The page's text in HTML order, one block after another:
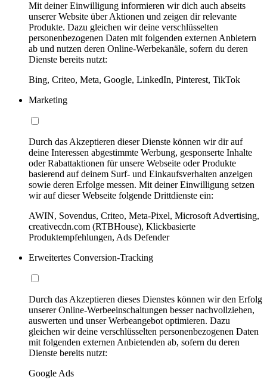
Mit deiner Einwilligung informieren wir dich auch abseits
unserer Website über Aktionen und zeigen dir relevante
Produkte. Dazu gleichen wir deine verschlüsselten
personenbezogenen Daten mit folgenden externen Anbietern
ab und nutzen deren Online-Werbekanäle, sofern du deren
Dienste bereits nutzt:
Bing, Criteo, Meta, Google, LinkedIn, Pinterest, TikTok
Marketing
Durch das Akzeptieren dieser Dienste können wir dir auf
deine Interessen abgestimmte Werbung, gesponserte Inhalte
oder Rabattaktionen für unsere Webseite oder Produkte
basierend auf deinem Surf- und Einkaufsverhalten anzeigen
sowie deren Erfolge messen. Mit deiner Einwilligung setzen
wir auf dieser Webseite folgende Drittdienste ein:
AWIN, Sovendus, Criteo, Meta-Pixel, Microsoft Advertising,
creativecdn.com (RTBHouse), Klickbasierte
Produktempfehlungen, Ads Defender
Erweitertes Conversion-Tracking
Durch das Akzeptieren dieses Dienstes können wir den Erfolg
unserer Online-Werbeeinschaltungen besser nachvollziehen,
auswerten und unser Werbeangebot optimieren. Dazu
gleichen wir deine verschlüsselten personenbezogenen Daten
mit folgenden externen Anbietenden ab, sofern du deren
Dienste bereits nutzt:
Google Ads